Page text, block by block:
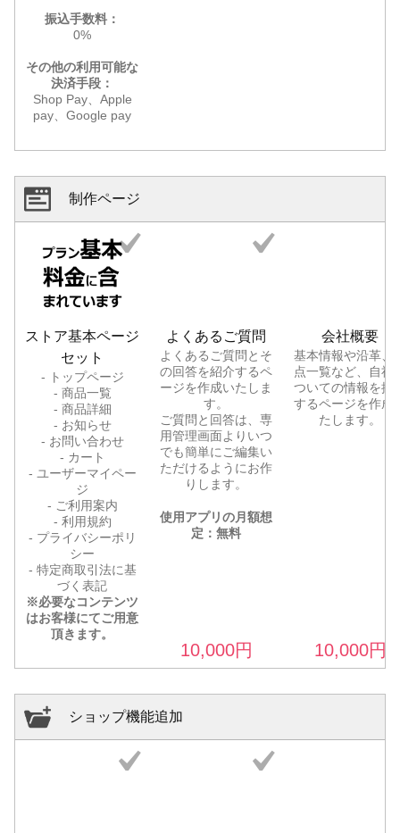
振込手数料：
0%
その他の利用可能な
決済手段：
Shop Pay、Apple
pay、Google pay
制作ページ
ストア基本ページ
セット
- トップページ
- 商品一覧
- 商品詳細
- お知らせ
- お問い合わせ
- カート
- ユーザーマイペー
ジ
- ご利用案内
- 利用規約
- プライバシーポリ
シー
- 特定商取引法に基
づく表記
※必要なコンテンツ
はお客様にてご用意
頂きます。
よくあるご質問
よくあるご質問とそ
の回答を紹介するペ
ージを作成いたしま
す。
ご質問と回答は、専
用管理画面よりいつ
でも簡単にご編集い
ただけるようにお作
りします。
使用アプリの月額想
定：無料
10,000円
会社概要
基本情報や沿革、
点一覧など、自社
ついての情報を掲
するページを作成
たします。
10,000円
ショップ機能追加